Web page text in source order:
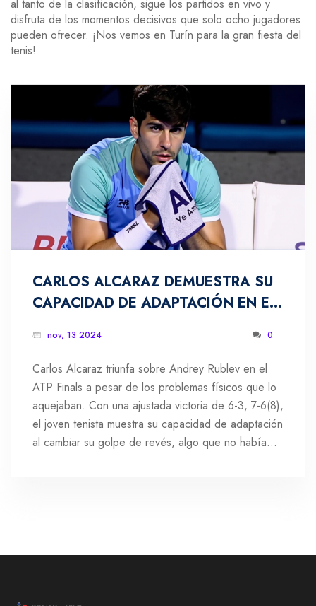
al tanto de la clasificación, sigue los partidos en vivo y
disfruta de los momentos decisivos que solo ocho jugadores
pueden ofrecer. ¡Nos vemos en Turín para la gran fiesta del
tenis!
CARLOS ALCARAZ DEMUESTRA SU
CAPACIDAD DE ADAPTACIÓN EN EL
RUBLEV
nov, 13 2024 0
Carlos Alcaraz triunfa sobre Andrey Rublev en el
ATP Finals a pesar de los problemas físicos que lo
aquejaban. Con una ajustada victoria de 6-3, 7-6(8),
el joven tenista muestra su capacidad de adaptación
al cambiar su golpe de revés, algo que no había
resistencia y habilidades, manteniéndolo en la